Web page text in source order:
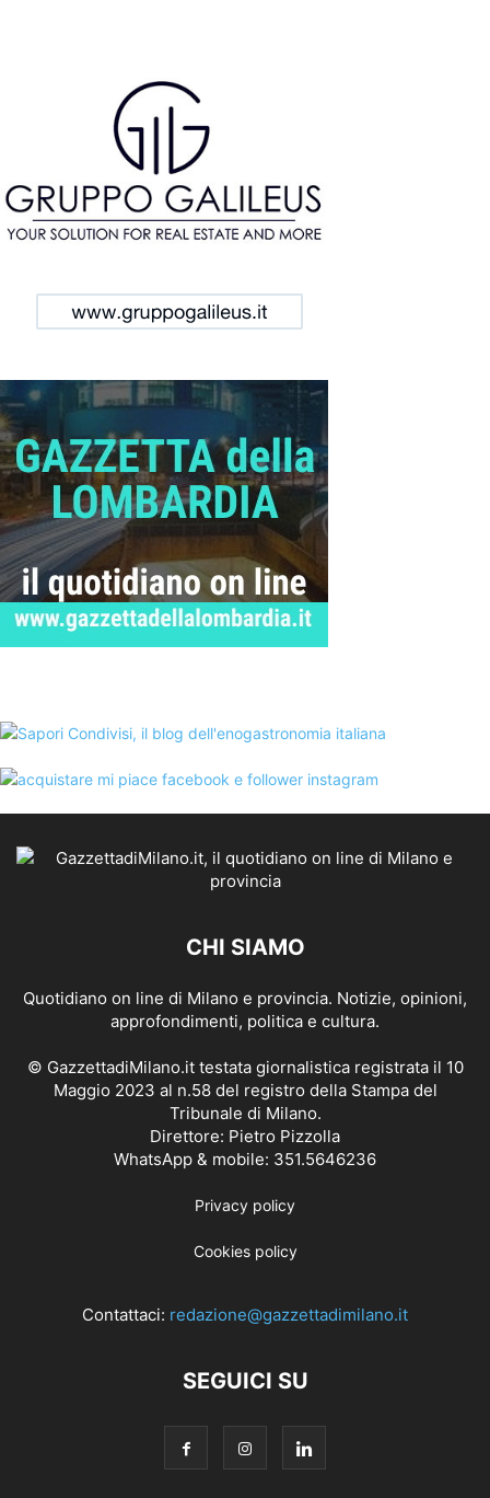
CHI SIAMO
Quotidiano on line di Milano e provincia. Notizie, opinioni,
approfondimenti, politica e cultura.
© GazzettadiMilano.it testata giornalistica registrata il 10
Maggio 2023 al n.58 del registro della Stampa del
Tribunale di Milano.
Direttore: Pietro Pizzolla
WhatsApp & mobile: 351.5646236
Privacy policy
Cookies policy
Contattaci: redazione@gazzettadimilano.it
SEGUICI SU